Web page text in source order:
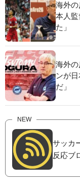
海外
本人
た」
海外
ンが
だ」
NEW
サッカ
反応ブ